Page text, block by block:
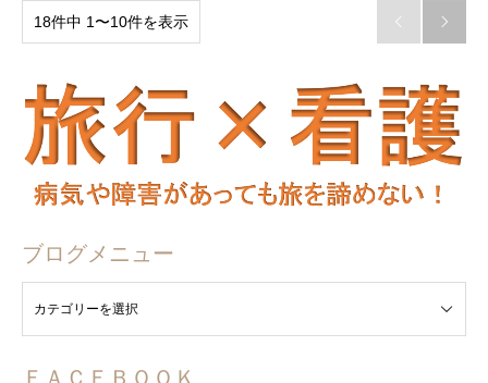
18件中 1〜10件を表示  
ブログメニュー
ＦＡＣＥＢＯＯＫ